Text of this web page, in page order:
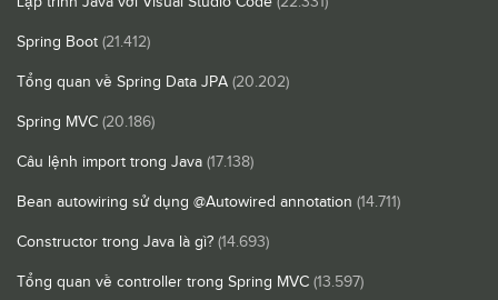
Spring Boot (21.412)
Tổng quan về Spring Data JPA (20.202)
Spring MVC (20.186)
Câu lệnh import trong Java (17.138)
Bean autowiring sử dụng @Autowired annotation (14.711)
Constructor trong Java là gì? (14.693)
Tổng quan về controller trong Spring MVC (13.597)